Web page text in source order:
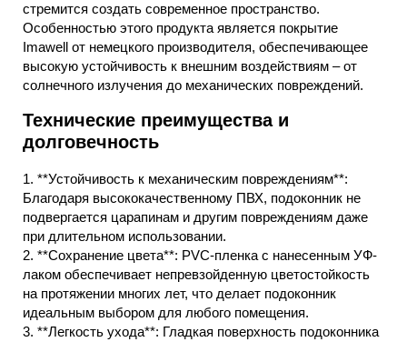
стремится создать современное пространство.
Особенностью этого продукта является покрытие
Imawell от немецкого производителя, обеспечивающее
высокую устойчивость к внешним воздействиям – от
солнечного излучения до механических повреждений.
Технические преимущества и
долговечность
1. **Устойчивость к механическим повреждениям**:
Благодаря высококачественному ПВХ, подоконник не
подвергается царапинам и другим повреждениям даже
при длительном использовании.
2. **Сохранение цвета**: PVC-пленка с нанесенным УФ-
лаком обеспечивает непревзойденную цветостойкость
на протяжении многих лет, что делает подоконник
идеальным выбором для любого помещения.
3. **Легкость ухода**: Гладкая поверхность подоконника